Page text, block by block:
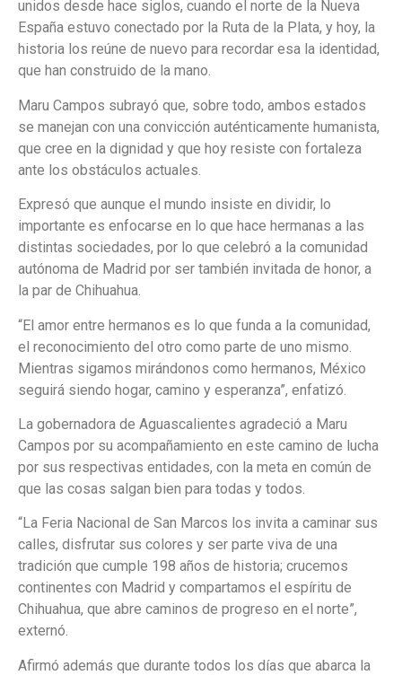
unidos desde hace siglos, cuando el norte de la Nueva
España estuvo conectado por la Ruta de la Plata, y hoy, la
historia los reúne de nuevo para recordar esa la identidad,
que han construido de la mano.
Maru Campos subrayó que, sobre todo, ambos estados
se manejan con una convicción auténticamente humanista,
que cree en la dignidad y que hoy resiste con fortaleza
ante los obstáculos actuales.
Expresó que aunque el mundo insiste en dividir, lo
importante es enfocarse en lo que hace hermanas a las
distintas sociedades, por lo que celebró a la comunidad
autónoma de Madrid por ser también invitada de honor, a
la par de Chihuahua.
“El amor entre hermanos es lo que funda a la comunidad,
el reconocimiento del otro como parte de uno mismo.
Mientras sigamos mirándonos como hermanos, México
seguirá siendo hogar, camino y esperanza”, enfatizó.
La gobernadora de Aguascalientes agradeció a Maru
Campos por su acompañamiento en este camino de lucha
por sus respectivas entidades, con la meta en común de
que las cosas salgan bien para todas y todos.
“La Feria Nacional de San Marcos los invita a caminar sus
calles, disfrutar sus colores y ser parte viva de una
tradición que cumple 198 años de historia; crucemos
continentes con Madrid y compartamos el espíritu de
Chihuahua, que abre caminos de progreso en el norte”,
externó.
Afirmó además que durante todos los días que abarca la